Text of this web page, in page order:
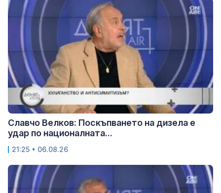
Славчо Велков: Поскъпването на дизела е
удар по националната...
21:25 • 06.08.26